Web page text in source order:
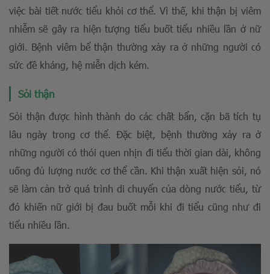
việc bài tiết nước tiểu khỏi cơ thể. Vì thế, khi thận bị viêm
nhiễm sẽ gây ra hiện tượng tiểu buốt tiểu nhiều lần ở nữ
giới. Bệnh viêm bể thận thường xảy ra ở những người có
sức đề kháng, hệ miễn dịch kém.
Sỏi thận
Sỏi thận được hình thành do các chất bẩn, cặn bã tích tụ
lâu ngày trong cơ thể. Đặc biệt, bệnh thường xảy ra ở
những người có thói quen nhịn đi tiểu thời gian dài, không
uống đủ lượng nước cơ thể cần. Khi thận xuất hiện sỏi, nó
sẽ làm cản trở quá trình di chuyển của dòng nước tiểu, từ
đó khiến nữ giới bị đau buốt mỗi khi đi tiểu cũng như đi
tiểu nhiều lần.